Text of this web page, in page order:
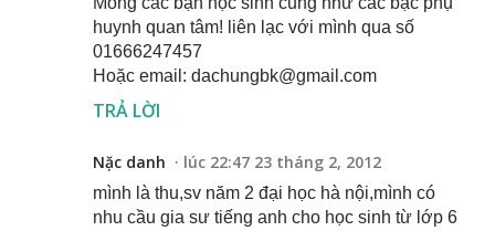
huynh quan tâm! liên lạc với mình qua số
01666247457
Hoặc email: dachungbk@gmail.com
TRẢ LỜI
Nặc danh lúc 22:47 23 tháng 2, 2012
mình là thu,sv năm 2 đại học hà nội,mình có
nhu cầu gia sư tiếng anh cho học sinh từ lớp 6